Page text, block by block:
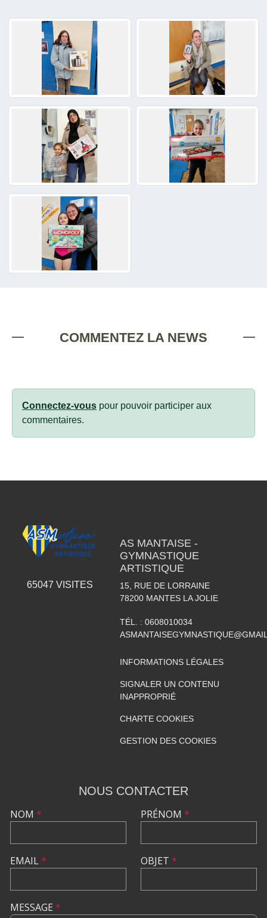
COMMENTEZ LA NEWS
Connectez-vous pour pouvoir participer aux
commentaires.
65047 VISITES
AS MANTAISE -
GYMNASTIQUE
ARTISTIQUE
15, RUE DE LORRAINE
78200 MANTES LA JOLIE
TÉL. : 0608010034
INFORMATIONS LÉGALES
SIGNALER UN CONTENU
INAPPROPRIÉ
CHARTE COOKIES
GESTION DES COOKIES
NOUS CONTACTER
NOM *
EMAIL*
PRÉNOM *
OBJET *
MESSAGE *